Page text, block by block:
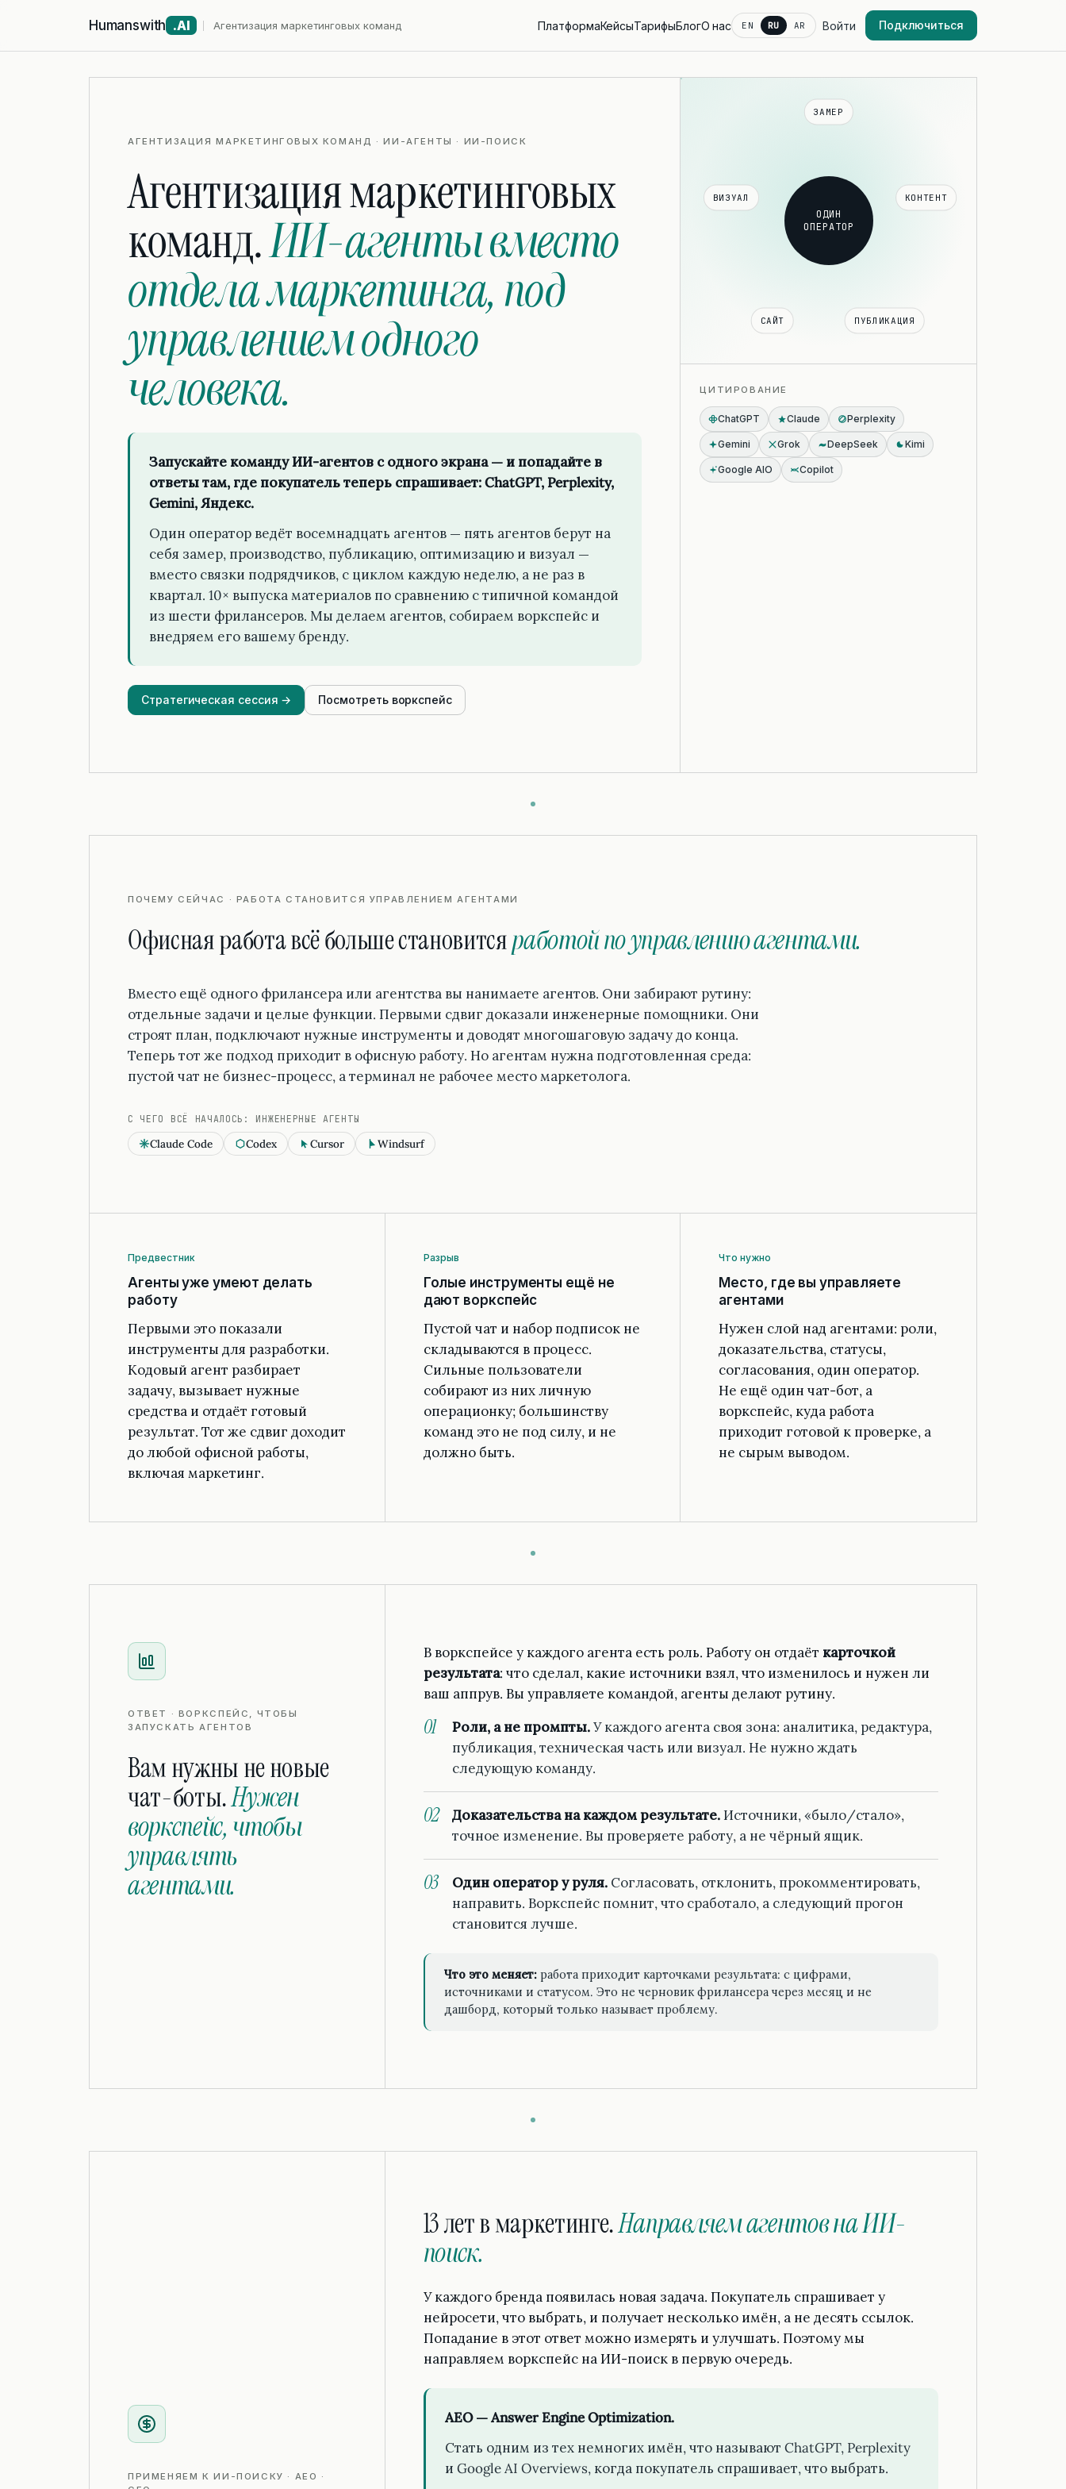
Humanswith .AI Агентизация маркетинговых команд ПлатформаКейсыТарифыБлогО нас EN RU AR Войти Подключиться
АГЕНТИЗАЦИЯ МАРКЕТИНГОВЫХ КОМАНД · ИИ-АГЕНТЫ · ИИ-ПОИСК
Агентизация маркетинговых
команд.ИИ-агенты вместо
отдела маркетинга, под
управлением одного
человека.
Запускайте команду ИИ-агентов с одного экрана — и попадайте в
ответы там, где покупатель теперь спрашивает: ChatGPT, Perplexity,
Gemini, Яндекс.
Один оператор ведёт восемнадцать агентов — пять агентов берут на
себя замер, производство, публикацию, оптимизацию и визуал —
вместо связки подрядчиков, с циклом каждую неделю, а не раз в
квартал. 10× выпуска материалов по сравнению с типичной командой
из шести фрилансеров. Мы делаем агентов, собираем воркспейс и
внедряем его вашему бренду.
Стратегическая сессия → Посмотреть воркспейс
ОДИН
ОПЕРАТОР
ЗАМЕР
КОНТЕНТ
ПУБЛИКАЦИЯ
САЙТ
ВИЗУАЛ
ЦИТИРОВАНИЕ
ChatGPT Claude Perplexity
Gemini Grok DeepSeek Kimi
Google AIO Copilot
ПОЧЕМУ СЕЙЧАС · РАБОТА СТАНОВИТСЯ УПРАВЛЕНИЕМ АГЕНТАМИ
Офисная работа всё больше становитсяработой по управлению агентами.
Вместо ещё одного фрилансера или агентства вы нанимаете агентов. Они забирают рутину:
отдельные задачи и целые функции. Первыми сдвиг доказали инженерные помощники. Они
строят план, подключают нужные инструменты и доводят многошаговую задачу до конца.
Теперь тот же подход приходит в офисную работу. Но агентам нужна подготовленная среда:
пустой чат не бизнес-процесс, а терминал не рабочее место маркетолога.
С ЧЕГО ВСЁ НАЧАЛОСЬ: ИНЖЕНЕРНЫЕ АГЕНТЫ
Claude Code Codex Cursor Windsurf
Предвестник
Агенты уже умеют делать
работу
Первыми это показали
инструменты для разработки.
Кодовый агент разбирает
задачу, вызывает нужные
средства и отдаёт готовый
результат. Тот же сдвиг доходит
до любой офисной работы,
включая маркетинг.
Разрыв
Голые инструменты ещё не
дают воркспейс
Пустой чат и набор подписок не
складываются в процесс.
Сильные пользователи
собирают из них личную
операционку; большинству
команд это не под силу, и не
должно быть.
Что нужно
Место, где вы управляете
агентами
Нужен слой над агентами: роли,
доказательства, статусы,
согласования, один оператор.
Не ещё один чат-бот, а
воркспейс, куда работа
приходит готовой к проверке, а
не сырым выводом.
ОТВЕТ · ВОРКСПЕЙС, ЧТОБЫ
ЗАПУСКАТЬ АГЕНТОВ
Вам нужны не новые
чат-боты.Нужен
воркспейс, чтобы
управлять
агентами.
В воркспейсе у каждого агента есть роль. Работу он отдаёт карточкой
результата: что сделал, какие источники взял, что изменилось и нужен ли
ваш аппрув. Вы управляете командой, агенты делают рутину.
Роли, а не промпты.У каждого агента своя зона: аналитика, редактура,
публикация, техническая часть или визуал. Не нужно ждать
следующую команду.
Доказательства на каждом результате.Источники, «было/стало»,
точное изменение. Вы проверяете работу, а не чёрный ящик.
Один оператор у руля.Согласовать, отклонить, прокомментировать,
направить. Воркспейс помнит, что сработало, а следующий прогон
становится лучше.
Что это меняет:работа приходит карточками результата: с цифрами,
источниками и статусом. Это не черновик фрилансера через месяц и не
дашборд, который только называет проблему.
ПРИМЕНЯЕМ К ИИ-ПОИСКУ · AEO ·
13 лет в маркетинге.Направляем агентов на ИИ-
поиск.
У каждого бренда появилась новая задача. Покупатель спрашивает у
нейросети, что выбрать, и получает несколько имён, а не десять ссылок.
Попадание в этот ответ можно измерять и улучшать. Поэтому мы
направляем воркспейс на ИИ-поиск в первую очередь.
AEO — Answer Engine Optimization.
Стать одним из тех немногих имён, что называют ChatGPT, Perplexity
и Google AI Overviews, когда покупатель спрашивает, что выбрать.